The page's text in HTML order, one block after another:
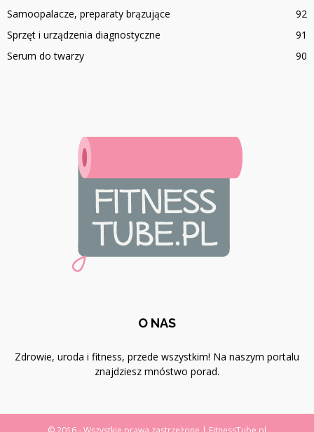
Samoopalacze, preparaty brązujące
92
Sprzęt i urządzenia diagnostyczne
91
Serum do twarzy
90
O NAS
Zdrowie, uroda i fitness, przede wszystkim! Na naszym portalu
znajdziesz mnóstwo porad.